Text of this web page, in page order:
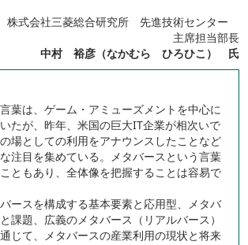
株式会社三菱総合研究所 先進技術センター
主席担当部長
中村 裕彦（なかむら ひろひこ） 氏
葉は、ゲーム・アミューズメントを中心に
たが、昨年、米国の巨大IT企業が相次いで
場としての利用をアナウンスしたことなど
注目を集めている。メタバースという言葉
ともあり、全体像を把握することは容易で
ースを構成する基本要素と応用型、メタバ
課題、広義のメタバース（リアルバース）
じて、メタバースの産業利用の現状と将来